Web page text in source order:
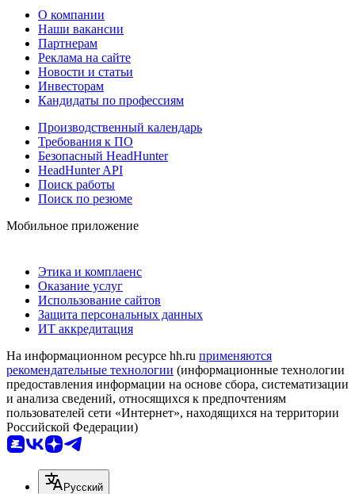
О компании
Наши вакансии
Партнерам
Реклама на сайте
Новости и статьи
Инвесторам
Кандидаты по профессиям
Производственный календарь
Требования к ПО
Безопасный HeadHunter
HeadHunter API
Поиск работы
Поиск по резюме
Мобильное приложение
Этика и комплаенс
Оказание услуг
Использование сайтов
Защита персональных данных
ИТ аккредитация
На информационном ресурсе hh.ru применяются
рекомендательные технологии (информационные технологии
предоставления информации на основе сбора, систематизации
и анализа сведений, относящихся к предпочтениям
пользователей сети «Интернет», находящихся на территории
Российской Федерации)
Русский